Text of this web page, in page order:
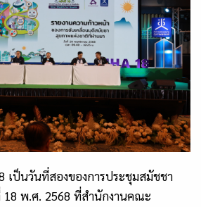
เป็นวันที่สองของการประชุมสมัชชา
18 พ.ศ. 2568 ที่สำนักงานคณะ